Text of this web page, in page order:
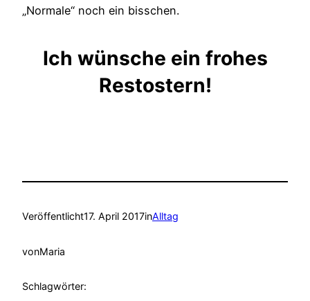
„Normale“ noch ein bisschen.
Ich wünsche ein frohes
Restostern!
Veröffentlicht17. April 2017inAlltag
vonMaria
Schlagwörter: